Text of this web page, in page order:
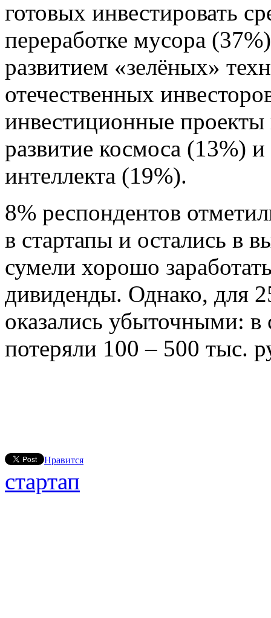
готовых инвестировать
переработке мусора
развитием «зелёных»
отечественных
инвестиционные
развитие космоса (13%) и
интеллекта (19%).
8% респондентов
в стартапы и остались в
сумели хорошо
дивиденды. Однако, для
оказались убыточными:
потеряли 100 – 500 тыс.
Нравится
стартап